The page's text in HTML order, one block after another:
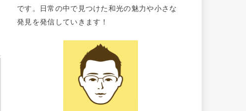
です。日常の中で見つけた和光の魅力や小さな
発見を発信していきます！